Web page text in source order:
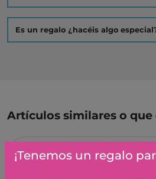
Es un regalo ¿hacéis algo
Artículos similares o
RAMAS
LEGO
¡Tenemos un regalo